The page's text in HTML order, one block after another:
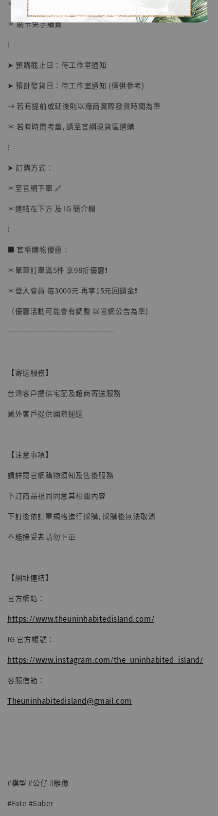
【店內現貨】海賊王 系列蒐藏雕像 布魯克達
NT$ 1,870
【現貨】BJSTUDIO 1/6系列可動蒐藏人偶 讓
NT$ 4,980
NT$ 5,300
加入購物車
＊ 國際運費另計
＊ 刷卡免手續費
⁝
➤ 預購截止日：待工作室通知
➤ 預計發貨日：待工作室通知 (僅供參考)
→ 若有提前或延後則以廠商實際發貨時間為準
＊ 若有時間考量, 請至官網現貨區選購
⁝
➤ 訂購方式：
＊至官網下單 🔗
＊連結在下方 及 IG 簡介欄
⁝
■ 官網購物優惠：
＊單筆訂單滿5件 享98折優惠❗️
＊登入會員 每3000元 再享15元回饋金❗️
（優惠活動可能會有調整 以官網公告為準)
──────────────
【寄送服務】
台灣客戶提供宅配及超商寄送服務
國外客戶提供國際運送
【注意事項】
請詳閱官網購物須知及售後服務
下訂商品視同同意其相關內容
下訂後依訂單規格進行採購, 採購後無法取消
不能接受者請勿下單
【網址連結】
官方網站：
https://www.theuninhabitedisland.com/
IG 官方帳號：
https://www.instagram.com/the_uninhabited_island/
客服信箱：
Theuninhabitedisland@gmail.com
──────────────
#模型 #公仔 #雕像
#Fate #Saber